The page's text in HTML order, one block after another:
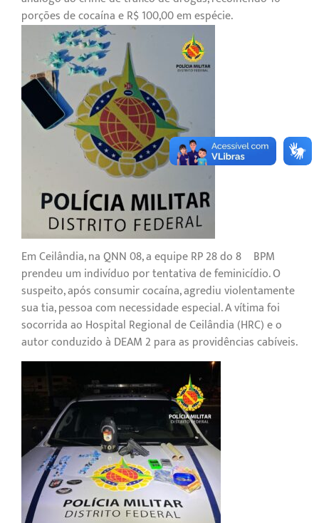
porções de cocaína e R$ 100,00 em espécie.
Em Ceilândia, na QNN 08, a equipe RP 28 do 8º BPM
prendeu um indivíduo por tentativa de feminicídio. O
suspeito, após consumir cocaína, agrediu violentamente
sua tia, pessoa com necessidade especial. A vítima foi
socorrida ao Hospital Regional de Ceilândia (HRC) e o
autor conduzido à DEAM 2 para as providências cabíveis.